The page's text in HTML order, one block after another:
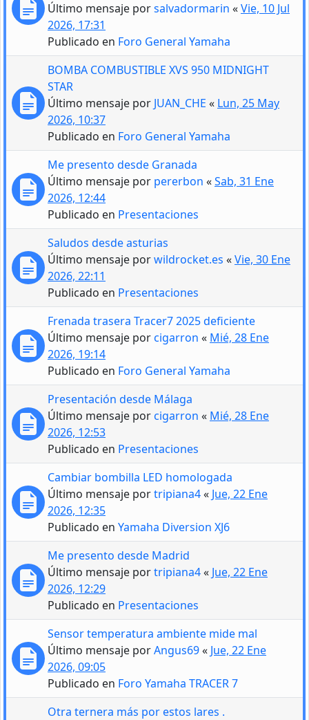
Último mensaje porsalvadormarin «Vie, 10 Jul
2026, 17:31
Publicado en Foro General Yamaha
BOMBA COMBUSTIBLE XVS 950 MIDNIGHT
STAR
Último mensaje por JUAN_CHE « Lun, 25 May
2026, 10:37
Publicado en Foro General Yamaha
Me presento desde Granada
Último mensaje por pererbon «Sab, 31 Ene
2026, 12:44
Publicado en Presentaciones
Saludos desde asturias
Último mensaje porwildrocket.es «Vie, 30 Ene
2026, 22:11
Publicado en Presentaciones
Frenada trasera Tracer7 2025 deficiente
Último mensaje porcigarron « Mié, 28 Ene
2026, 19:14
Publicado en Foro General Yamaha
Presentación desde Málaga
Último mensaje porcigarron « Mié, 28 Ene
2026, 12:53
Publicado en Presentaciones
Cambiar bombilla LED homologada
Último mensaje portripiana4« Jue, 22 Ene
2026, 12:35
Publicado en Yamaha Diversion XJ6
Me presento desde Madrid
Último mensaje portripiana4« Jue, 22 Ene
2026, 12:29
Publicado en Presentaciones
Sensor temperatura ambiente mide mal
Último mensaje porAngus69« Jue, 22 Ene
2026, 09:05
Publicado en Foro Yamaha TRACER 7
Otra ternera más por estos lares .